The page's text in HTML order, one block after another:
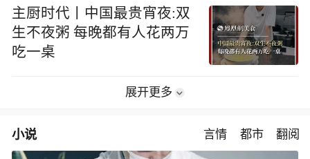
主厨时代丨中国最贵宵夜:双
生不夜粥 每晚都有人花两万
吃一桌
展开更多
小说 言情 都市 翻阅